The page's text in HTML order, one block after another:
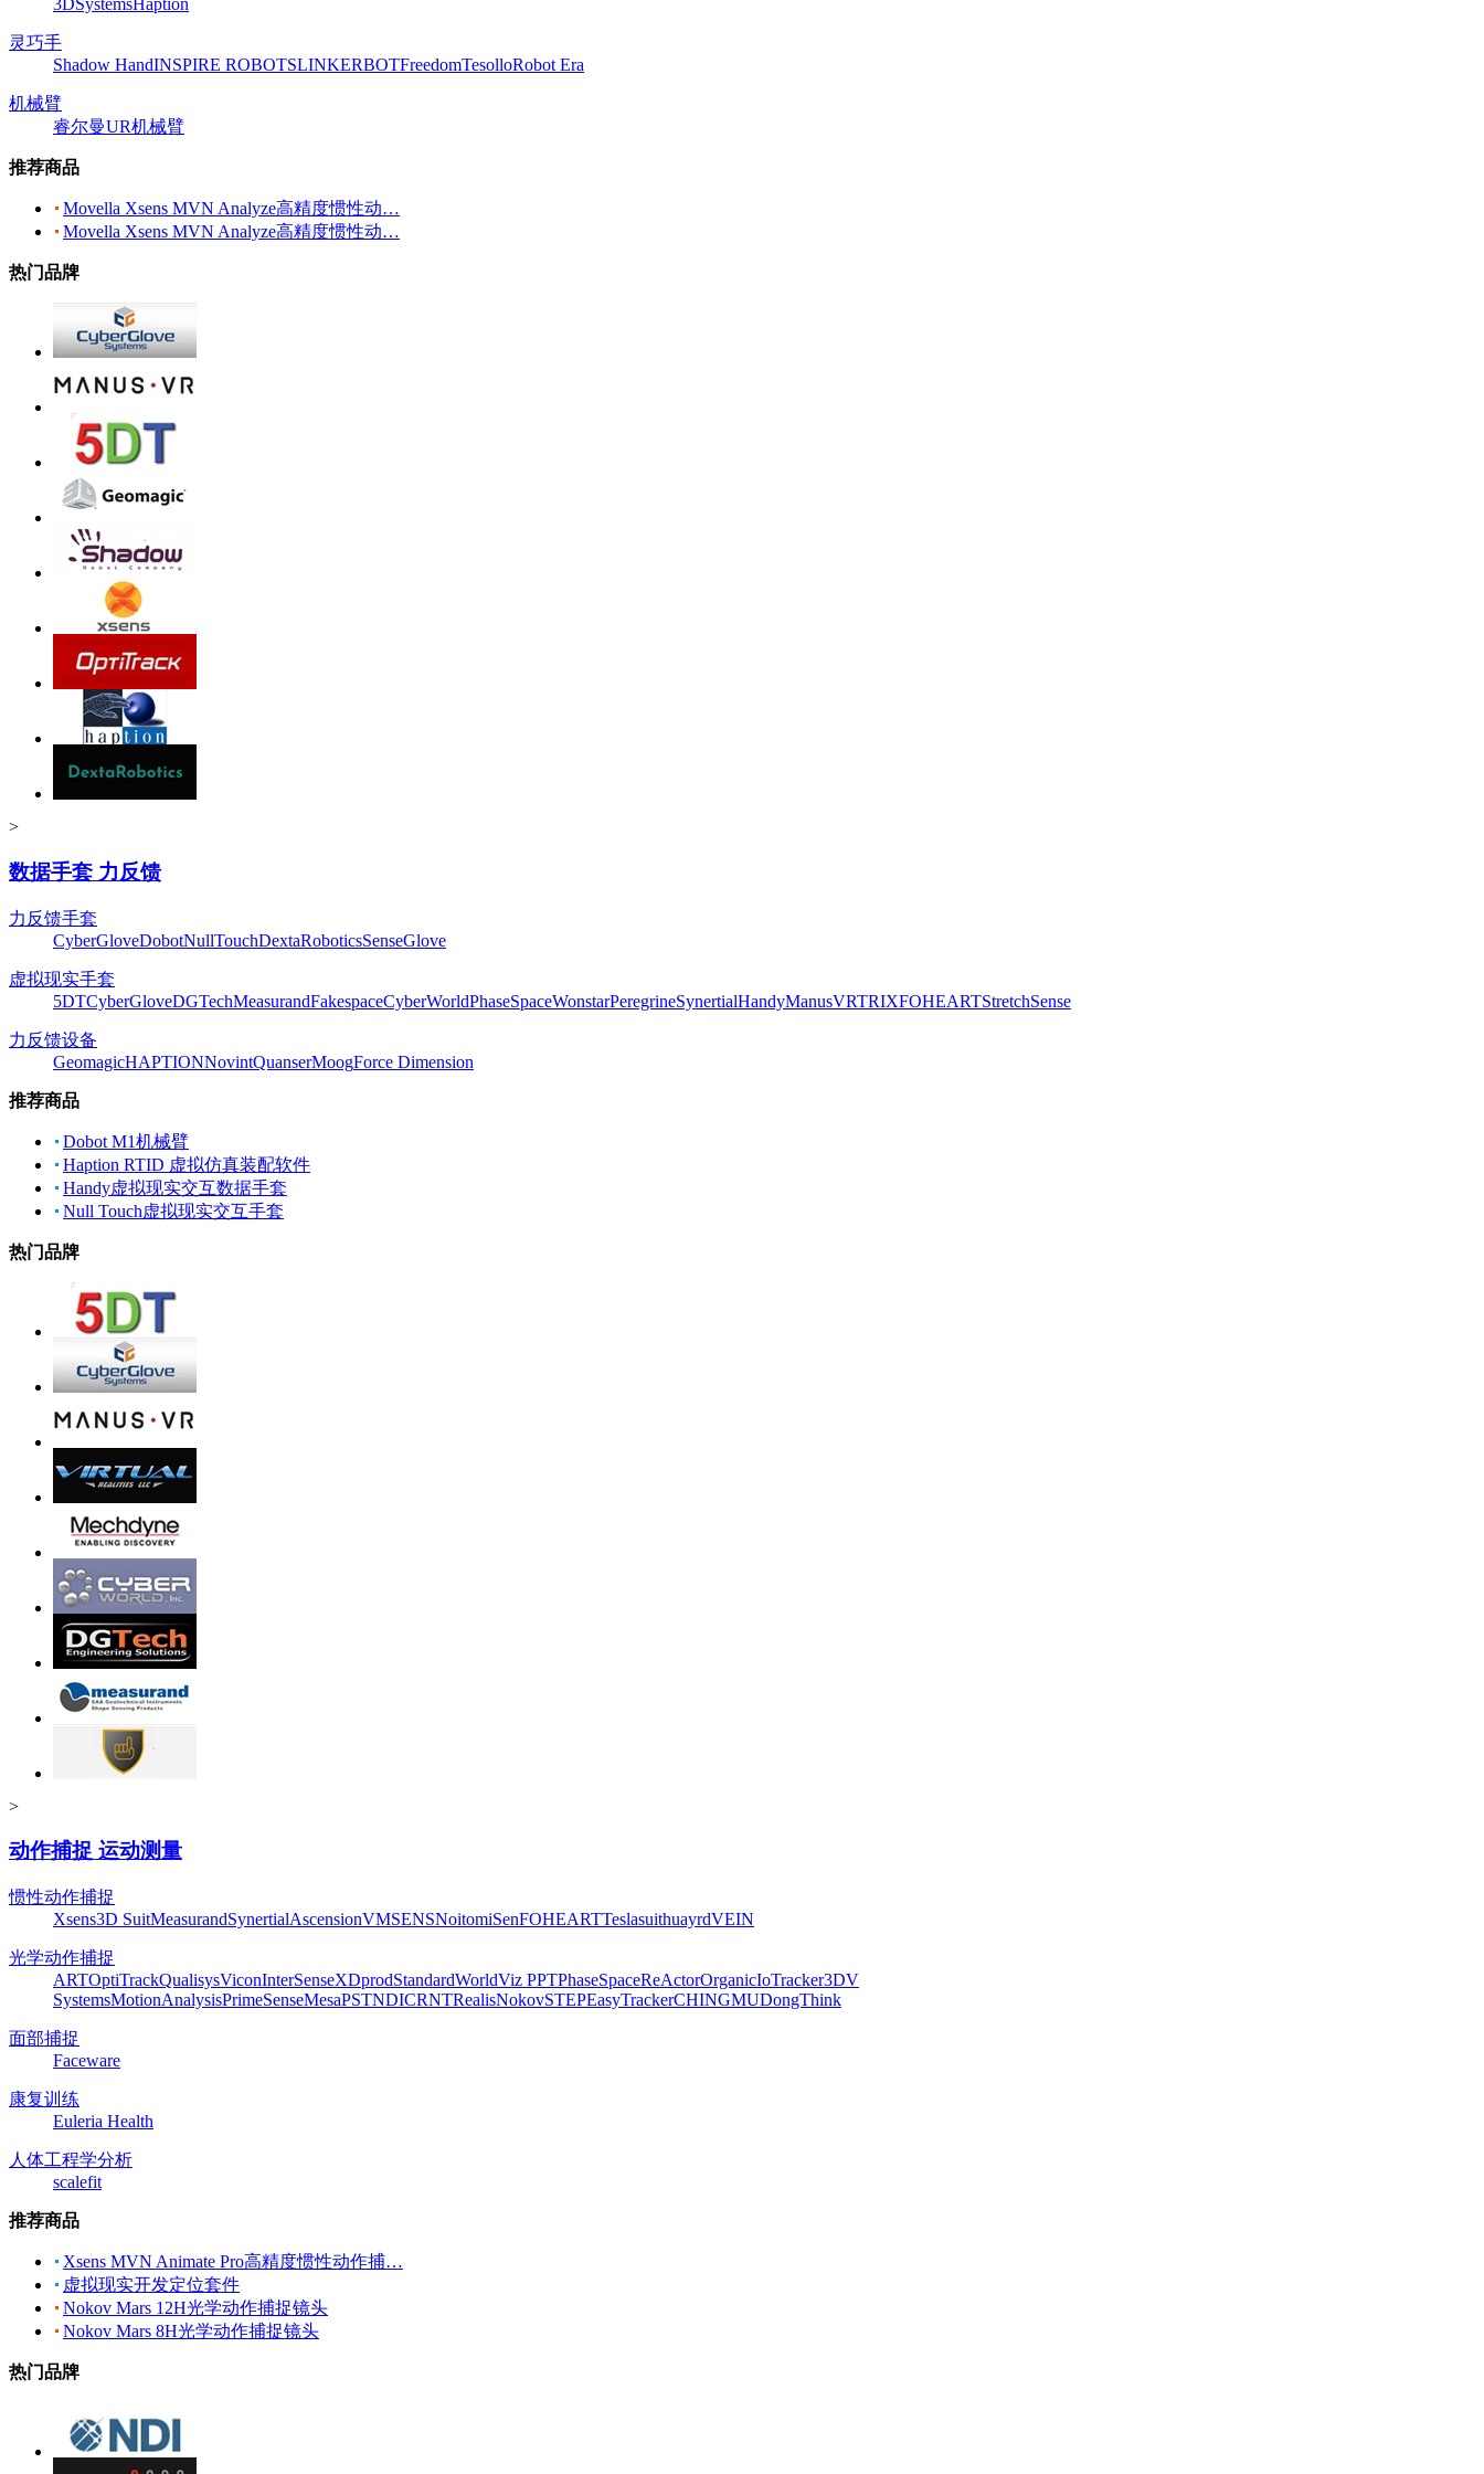
3DSystemsHaption
灵巧手
Shadow HandINSPIRE ROBOTSLINKERBOTFreedomTesolloRobot Era
机械臂
睿尔曼UR机械臂
推荐商品
Movella Xsens MVN Analyze高精度惯性动…
Movella Xsens MVN Analyze高精度惯性动…
热门品牌
>
数据手套 力反馈
力反馈手套
CyberGloveDobotNullTouchDextaRoboticsSenseGlove
虚拟现实手套
5DTCyberGloveDGTechMeasurandFakespaceCyberWorldPhaseSpaceWonstarPeregrineSynertialHandyManusVRTRIXFOHEARTStretchSense
力反馈设备
GeomagicHAPTIONNovintQuanserMoogForce Dimension
推荐商品
Dobot M1机械臂
Haption RTID 虚拟仿真装配软件
Handy虚拟现实交互数据手套
Null Touch虚拟现实交互手套
热门品牌
>
动作捕捉 运动测量
惯性动作捕捉
Xsens3D SuitMeasurandSynertialAscensionVMSENSNoitomiSenFOHEARTTeslasuithuayrdVEIN
光学动作捕捉
ARTOptiTrackQualisysViconInterSenseXDprodStandardWorldViz PPTPhaseSpaceReActorOrganicIoTracker3DV
SystemsMotionAnalysisPrimeSenseMesaPSTNDICRNTRealisNokovSTEPEasyTrackerCHINGMUDongThink
面部捕捉
Faceware
康复训练
Euleria Health
人体工程学分析
scalefit
推荐商品
Xsens MVN Animate Pro高精度惯性动作捕…
虚拟现实开发定位套件
Nokov Mars 12H光学动作捕捉镜头
Nokov Mars 8H光学动作捕捉镜头
热门品牌